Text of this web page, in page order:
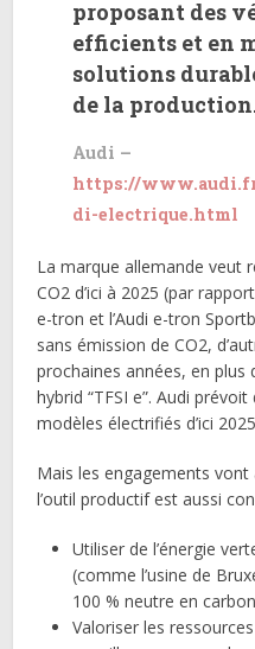
proposant des
efficients et en
solutions
de la
Audi –
https://
di-electrique.html
La marque allemande veut
CO2 d’ici à 2025 (par
e-tron et l’Audi e-tron
sans émission de CO2,
prochaines années, en plus
hybrid “TFSI e”. Audi
modèles électrifiés d’ici
Mais les engagements
l’outil productif est aussi
Utiliser de l’énergie
(comme l’usine de
100 % neutre en
Valoriser les